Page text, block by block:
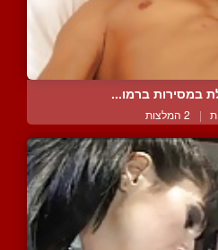
במסירות ברמו...
| 2 המלצות